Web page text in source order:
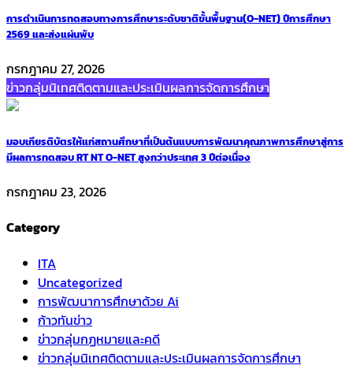
การดำเนินการทดสอบทางการศึกษาระดับชาติขั้นพื้นฐาน(O-NET) ปีการศึกษา
2569 และส่งแผ่นพับ
กรกฎาคม 27, 2026
ข่าวกลุ่มนิเทศติดตามและประเมินผลการจัดการศึกษา
มอบเกียรติบัตรให้แก่สถานศึกษาที่เป็นต้นแบบการพัฒนาคุณภาพการศึกษาสู่การ
มีผลการทดสอบ RT NT O-NET สูงกว่าประเทศ 3 ปีต่อเนื่อง
กรกฎาคม 23, 2026
Category
ITA
Uncategorized
การพัฒนาการศึกษาด้วย Ai
ก้าวทันข่าว
ข่าวกลุ่มกฏหมายและคดี
ข่าวกลุ่มนิเทศติดตามและประเมินผลการจัดการศึกษา